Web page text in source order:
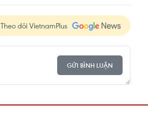
Theo dõi VietnamPlus
GỬI BÌNH LUẬN